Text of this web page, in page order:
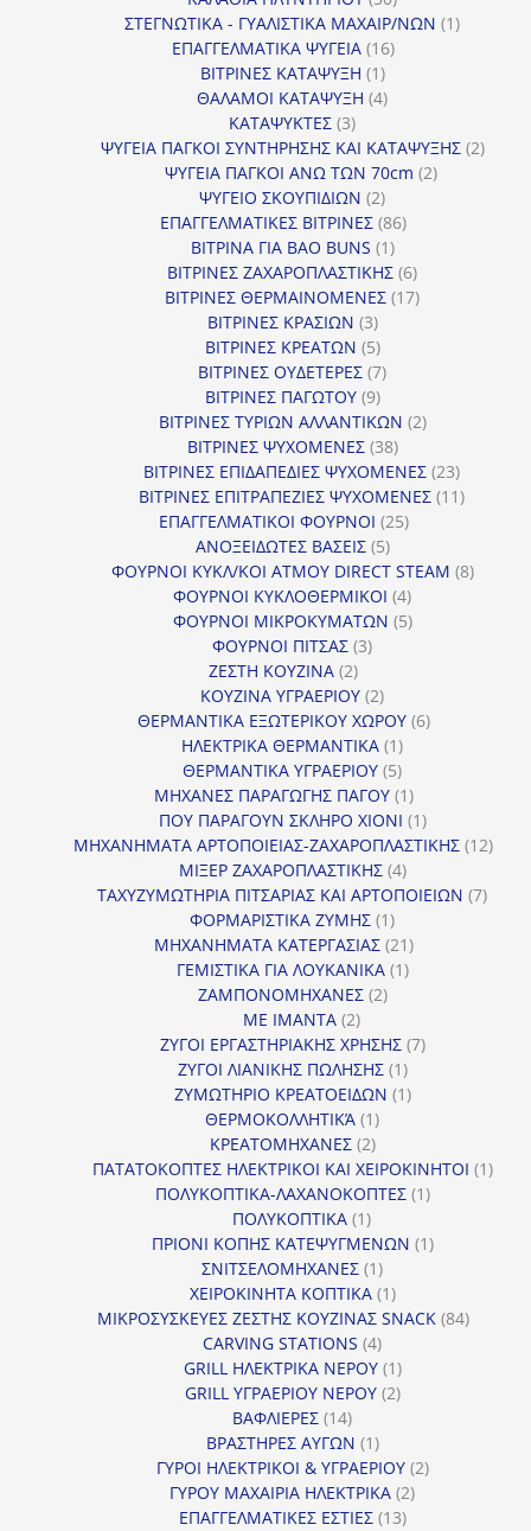
προϊόντα
ΣΤΕΓΝΩΤΙΚΑ - ΓΥΑΛΙΣΤΙΚΑ ΜΑΧΑΙΡ/ΝΩΝ 11
ΕΠΑΓΓΕΛΜΑΤΙΚΑ ΨΥΓΕΙΑ 1616
ΒΙΤΡΙΝΕΣ ΚΑΤΑΨΥΞΗ 11
προϊόν
ΘΑΛΑΜΟΙ ΚΑΤΑΨΥΞΗ 44
ΚΑΤΑΨΥΚΤΕΣ 33
προϊόντα
ΨΥΓΕΙΑ ΠΑΓΚΟΙ ΣΥΝΤΗΡΗΣΗΣ ΚΑΙ ΚΑΤΑΨΥΞΗΣ 22
ΨΥΓΕΙΑ ΠΑΓΚΟΙ ΑΝΩ ΤΩΝ 70cm 22
ΨΥΓΕΙΟ ΣΚΟΥΠΙΔΙΩΝ 22
προϊόντα
ΕΠΑΓΓΕΛΜΑΤΙΚΕΣ ΒΙΤΡΙΝΕΣ 8686
ΒΙΤΡΙΝΑ ΓΙΑ BAO BUNS 11
προϊόν
ΒΙΤΡΙΝΕΣ ΖΑΧΑΡΟΠΛΑΣΤΙΚΗΣ 66
προϊόντα
ΒΙΤΡΙΝΕΣ ΘΕΡΜΑΙΝΟΜΕΝΕΣ 1717
ΒΙΤΡΙΝΕΣ ΚΡΑΣΙΩΝ 33
προϊόντα
ΒΙΤΡΙΝΕΣ ΚΡΕΑΤΩΝ 55
προϊόντα
ΒΙΤΡΙΝΕΣ ΟΥΔΕΤΕΡΕΣ 77
ΒΙΤΡΙΝΕΣ ΠΑΓΩΤΟΥ 99
προϊόντα
ΒΙΤΡΙΝΕΣ ΤΥΡΙΩΝ ΑΛΛΑΝΤΙΚΩΝ 22
ΒΙΤΡΙΝΕΣ ΨΥΧΟΜΕΝΕΣ 3838
προϊόντα
ΒΙΤΡΙΝΕΣ ΕΠΙΔΑΠΕΔΙΕΣ ΨΥΧΟΜΕΝΕΣ 2323
προϊόντα
ΒΙΤΡΙΝΕΣ ΕΠΙΤΡΑΠΕΖΙΕΣ ΨΥΧΟΜΕΝΕΣ 1111
ΕΠΑΓΓΕΛΜΑΤΙΚΟΙ ΦΟΥΡΝΟΙ 2525
ΑΝΟΞΕΙΔΩΤΕΣ ΒΑΣΕΙΣ 55
προϊόντα
ΦΟΥΡΝΟΙ ΚΥΚΛ/ΚΟΙ ΑΤΜΟΥ DIRECT STEAM 88
ΦΟΥΡΝΟΙ ΚΥΚΛΟΘΕΡΜΙΚΟΙ 44
προϊόντα
ΦΟΥΡΝΟΙ ΜΙΚΡΟΚΥΜΑΤΩΝ 55
ΦΟΥΡΝΟΙ ΠΙΤΣΑΣ 33
ΖΕΣΤΗ ΚΟΥΖΙΝΑ 22
προϊόντα
ΚΟΥΖΙΝΑ ΥΓΡΑΕΡΙΟΥ 22
προϊόντα
ΘΕΡΜΑΝΤΙΚΑ ΕΞΩΤΕΡΙΚΟΥ ΧΩΡΟΥ 66
ΗΛΕΚΤΡΙΚΑ ΘΕΡΜΑΝΤΙΚΑ 11
προϊόν
ΘΕΡΜΑΝΤΙΚΑ ΥΓΡΑΕΡΙΟΥ 55
προϊόντα
ΜΗΧΑΝΕΣ ΠΑΡΑΓΩΓΗΣ ΠΑΓΟΥ 11
προϊόν
ΠΟΥ ΠΑΡΑΓΟΥΝ ΣΚΛΗΡΟ ΧΙΟΝΙ 11
προϊόν
ΜΗΧΑΝΗΜΑΤΑ ΑΡΤΟΠΟΙΕΙΑΣ-ΖΑΧΑΡΟΠΛΑΣΤΙΚΗΣ 1212
ΜΙΞΕΡ ΖΑΧΑΡΟΠΛΑΣΤΙΚΗΣ 44
προϊόντα
ΤΑΧΥΖΥΜΩΤΗΡΙΑ ΠΙΤΣΑΡΙΑΣ ΚΑΙ ΑΡΤΟΠΟΙΕΙΩΝ 77
ΦΟΡΜΑΡΙΣΤΙΚΑ ΖΥΜΗΣ 11
προϊόν
ΜΗΧΑΝΗΜΑΤΑ ΚΑΤΕΡΓΑΣΙΑΣ 2121
προϊόντα
ΓΕΜΙΣΤΙΚΑ ΓΙΑ ΛΟΥΚΑΝΙΚΑ 11
ΖΑΜΠΟΝΟΜΗΧΑΝΕΣ 22
ΜΕ ΙΜΑΝΤΑ 22
προϊόντα
ΖΥΓΟΙ ΕΡΓΑΣΤΗΡΙΑΚΗΣ ΧΡΗΣΗΣ 77
ΖΥΓΟΙ ΛΙΑΝΙΚΗΣ ΠΩΛΗΣΗΣ 11
προϊόν
ΖΥΜΩΤΗΡΙΟ ΚΡΕΑΤΟΕΙΔΩΝ 11
ΘΕΡΜΟΚΟΛΛΗΤΙΚΆ 11
προϊόν
ΚΡΕΑΤΟΜΗΧΑΝΕΣ 22
προϊόντα
ΠΑΤΑΤΟΚΟΠΤΕΣ ΗΛΕΚΤΡΙΚΟΙ ΚΑΙ ΧΕΙΡΟΚΙΝΗΤΟΙ 11
ΠΟΛΥΚΟΠΤΙΚΑ-ΛΑΧΑΝΟΚΟΠΤΕΣ 11
ΠΟΛΥΚΟΠΤΙΚΑ 11
προϊόν
ΠΡΙΟΝΙ ΚΟΠΗΣ ΚΑΤΕΨΥΓΜΕΝΩΝ 11
ΣΝΙΤΣΕΛΟΜΗΧΑΝΕΣ 11
προϊόν
ΧΕΙΡΟΚΙΝΗΤΑ ΚΟΠΤΙΚΑ 11
προϊόν
ΜΙΚΡΟΣΥΣΚΕΥΕΣ ΖΕΣΤΗΣ ΚΟΥΖΙΝΑΣ SNACK 8484
CARVING STATIONS 44
προϊόντα
GRILL ΗΛΕΚΤΡΙΚΑ ΝΕΡΟΥ 11
προϊόν
GRILL ΥΓΡΑΕΡΙΟΥ ΝΕΡΟΥ 22
ΒΑΦΛΙΕΡΕΣ 1414
προϊόντα
ΒΡΑΣΤΗΡΕΣ ΑΥΓΩΝ 11
προϊόν
ΓΥΡΟΙ ΗΛΕΚΤΡΙΚΟΙ & ΥΓΡΑΕΡΙΟΥ 22
ΓΥΡΟΥ ΜΑΧΑΙΡΙΑ ΗΛΕΚΤΡΙΚΑ 22
ΕΠΑΓΓΕΛΜΑΤΙΚΕΣ ΕΣΤΙΕΣ 1313